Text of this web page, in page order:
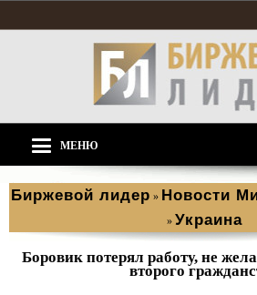
МЕНЮ
Биржевой лидер » Новости
» Украина
Боровик потерял работу, не
второго